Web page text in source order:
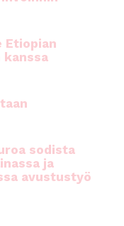
Etiopian
sodista
ja
avustustyö